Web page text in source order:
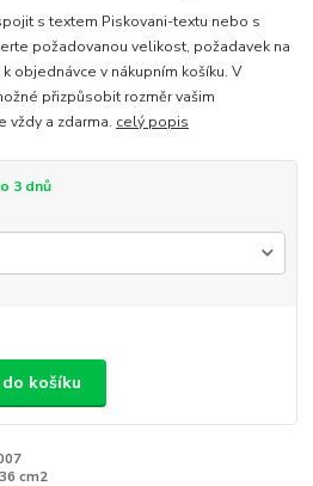
s textem Piskovani-textu nebo s
požadovanou velikost, požadavek na
objednávce v nákupním košíku. V
přizpůsobit rozměr vašim
vždy a zdarma. celý popis
3 dnů
košíku
cm2